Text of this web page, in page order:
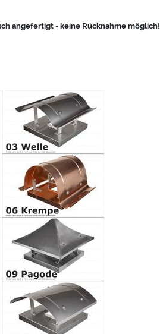
angefertigt - keine Rücknahme möglich!